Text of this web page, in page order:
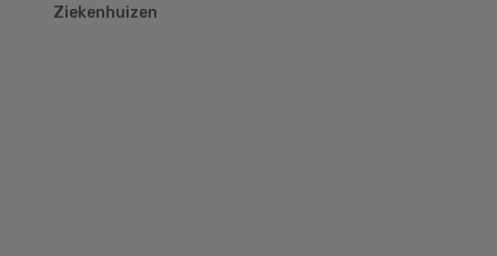
Ziekenhuizen